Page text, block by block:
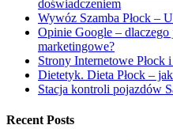
doświadczeniem
Wywóz Szamba Płock –
Opinie Google – dlaczego
marketingowe?
Strony Internetowe
Dietetyk. Dieta Płock –
Stacja kontroli pojazdów
Recent Posts